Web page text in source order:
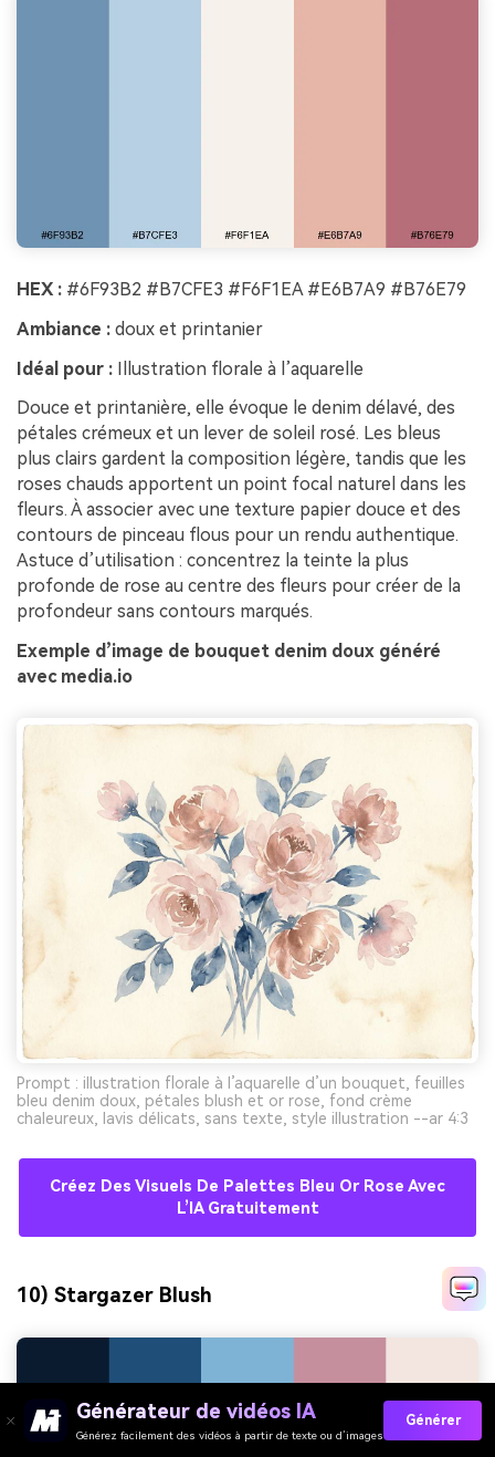
HEX : #6F93B2 #B7CFE3 #F6F1EA #E6B7A9 #B76E79
Ambiance : doux et printanier
Idéal pour : Illustration florale à l’aquarelle
Douce et printanière, elle évoque le denim délavé, des
pétales crémeux et un lever de soleil rosé. Les bleus
plus clairs gardent la composition légère, tandis que les
roses chauds apportent un point focal naturel dans les
fleurs. À associer avec une texture papier douce et des
contours de pinceau flous pour un rendu authentique.
Astuce d’utilisation : concentrez la teinte la plus
profonde de rose au centre des fleurs pour créer de la
profondeur sans contours marqués.
Exemple d’image de bouquet denim doux généré
avec media.io
Prompt : illustration florale à l’aquarelle d’un bouquet, feuilles
bleu denim doux, pétales blush et or rose, fond crème
chaleureux, lavis délicats, sans texte, style illustration --ar 4:3
Créez Des Visuels De Palettes Bleu Or Rose Avec
L’IA Gratuitement
10) Stargazer Blush
Générateur de vidéos IA
Générez facilement des vidéos à partir de texte ou d’images
Générer